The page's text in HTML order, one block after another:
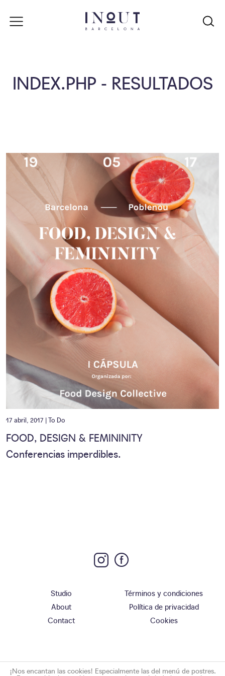
INDEX.PHP - RESULTADOS
17 abril, 2017 |To Do
FOOD, DESIGN & FEMININITY
Conferencias imperdibles.
Studio
About
Contact
Términos y condiciones
Política de privacidad
Cookies
¡Nos encantan las cookies! Especialmente las del menú de postres.